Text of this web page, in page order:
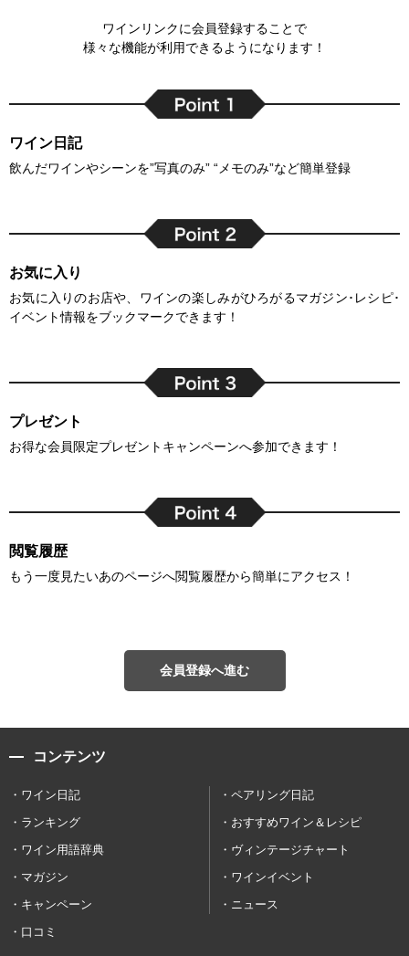
ワインリンクに会員登録することで
様々な機能が利用できるようになります！
ワイン日記
飲んだワインやシーンを”写真のみ” “メモのみ”など簡単登録
お気に入り
お気に入りのお店や、ワインの楽しみがひろがるマガジン･レシピ･
イベント情報をブックマークできます！
プレゼント
お得な会員限定プレゼントキャンペーンへ参加できます！
閲覧履歴
もう一度見たいあのページへ閲覧履歴から簡単にアクセス！
会員登録へ進む
コンテンツ
ワイン日記
ペアリング日記
ランキング
おすすめワイン＆レシピ
ワイン用語辞典
ヴィンテージチャート
マガジン
ワインイベント
キャンペーン
ニュース
口コミ